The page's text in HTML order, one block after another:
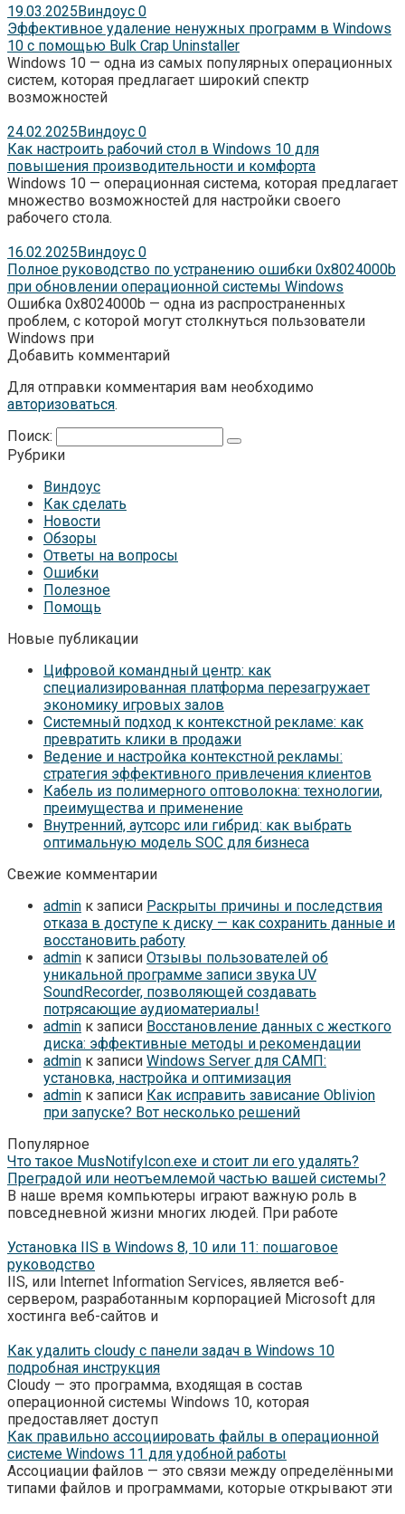
19.03.2025Виндоус 0
Эффективное удаление ненужных программ в Windows
10 с помощью Bulk Crap Uninstaller
Windows 10 — одна из самых популярных операционных
систем, которая предлагает широкий спектр
возможностей
24.02.2025Виндоус 0
Как настроить рабочий стол в Windows 10 для
повышения производительности и комфорта
Windows 10 — операционная система, которая предлагает
множество возможностей для настройки своего
рабочего стола.
16.02.2025Виндоус 0
Полное руководство по устранению ошибки 0x8024000b
при обновлении операционной системы Windows
Ошибка 0x8024000b — одна из распространенных
проблем, с которой могут столкнуться пользователи
Windows при
Добавить комментарий
Для отправки комментария вам необходимо
авторизоваться.
Поиск:
Рубрики
Виндоус
Как сделать
Новости
Обзоры
Ответы на вопросы
Ошибки
Полезное
Помощь
Новые публикации
Цифровой командный центр: как
специализированная платформа перезагружает
экономику игровых залов
Системный подход к контекстной рекламе: как
превратить клики в продажи
Ведение и настройка контекстной рекламы:
стратегия эффективного привлечения клиентов
Кабель из полимерного оптоволокна: технологии,
преимущества и применение
Внутренний, аутсорс или гибрид: как выбрать
оптимальную модель SOC для бизнеса
Свежие комментарии
admin к записи Раскрыты причины и последствия
отказа в доступе к диску — как сохранить данные и
восстановить работу
admin к записи Отзывы пользователей об
уникальной программе записи звука UV
SoundRecorder, позволяющей создавать
потрясающие аудиоматериалы!
admin к записи Восстановление данных с жесткого
диска: эффективные методы и рекомендации
admin к записи Windows Server для САМП:
установка, настройка и оптимизация
admin к записи Как исправить зависание Oblivion
при запуске? Вот несколько решений
Популярное
Что такое MusNotifyIcon.exe и стоит ли его удалять?
Преградой или неотъемлемой частью вашей системы?
В наше время компьютеры играют важную роль в
повседневной жизни многих людей. При работе
Установка IIS в Windows 8, 10 или 11: пошаговое
руководство
IIS, или Internet Information Services, является веб-
сервером, разработанным корпорацией Microsoft для
хостинга веб-сайтов и
Как удалить cloudy с панели задач в Windows 10
подробная инструкция
Cloudy — это программа, входящая в состав
операционной системы Windows 10, которая
предоставляет доступ
Как правильно ассоциировать файлы в операционной
системе Windows 11 для удобной работы
Ассоциации файлов — это связи между определёнными
типами файлов и программами, которые открывают эти